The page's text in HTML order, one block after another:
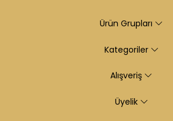
Ürün Grupları
Kategoriler
Alışveriş
Üyelik